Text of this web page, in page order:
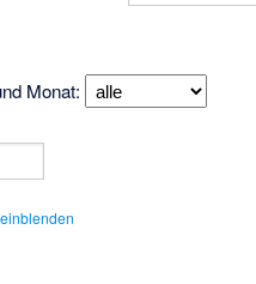
Monat:
einblenden